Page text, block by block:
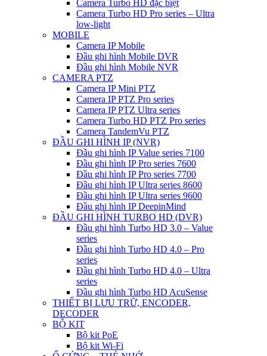
Camera Turbo HD đặc biệt
Camera Turbo HD Pro series – Ultra
low-light
MOBILE
Camera IP Mobile
Đầu ghi hình Mobile DVR
Đầu ghi hình Mobile NVR
CAMERA PTZ
Camera IP Mini PTZ
Camera IP PTZ Pro series
Camera IP PTZ Ultra series
Camera Turbo HD PTZ Pro series
Camera TandemVu PTZ
ĐẦU GHI HÌNH IP (NVR)
Đầu ghi hình IP Value series 7100
Đầu ghi hình IP Pro series 7600
Đầu ghi hình IP Pro series 7700
Đầu ghi hình IP Ultra series 8600
Đầu ghi hình IP Ultra series 9600
Đầu ghi hình IP DeepinMind
ĐẦU GHI HÌNH TURBO HD (DVR)
Đầu ghi hình Turbo HD 3.0 – Value
series
Đầu ghi hình Turbo HD 4.0 – Pro
series
Đầu ghi hình Turbo HD 4.0 – Ultra
series
Đầu ghi hình Turbo HD AcuSense
THIẾT BỊ LƯU TRỮ, ENCODER,
DECODER
BỘ KIT
Bộ kit PoE
Bộ kit Wi-Fi